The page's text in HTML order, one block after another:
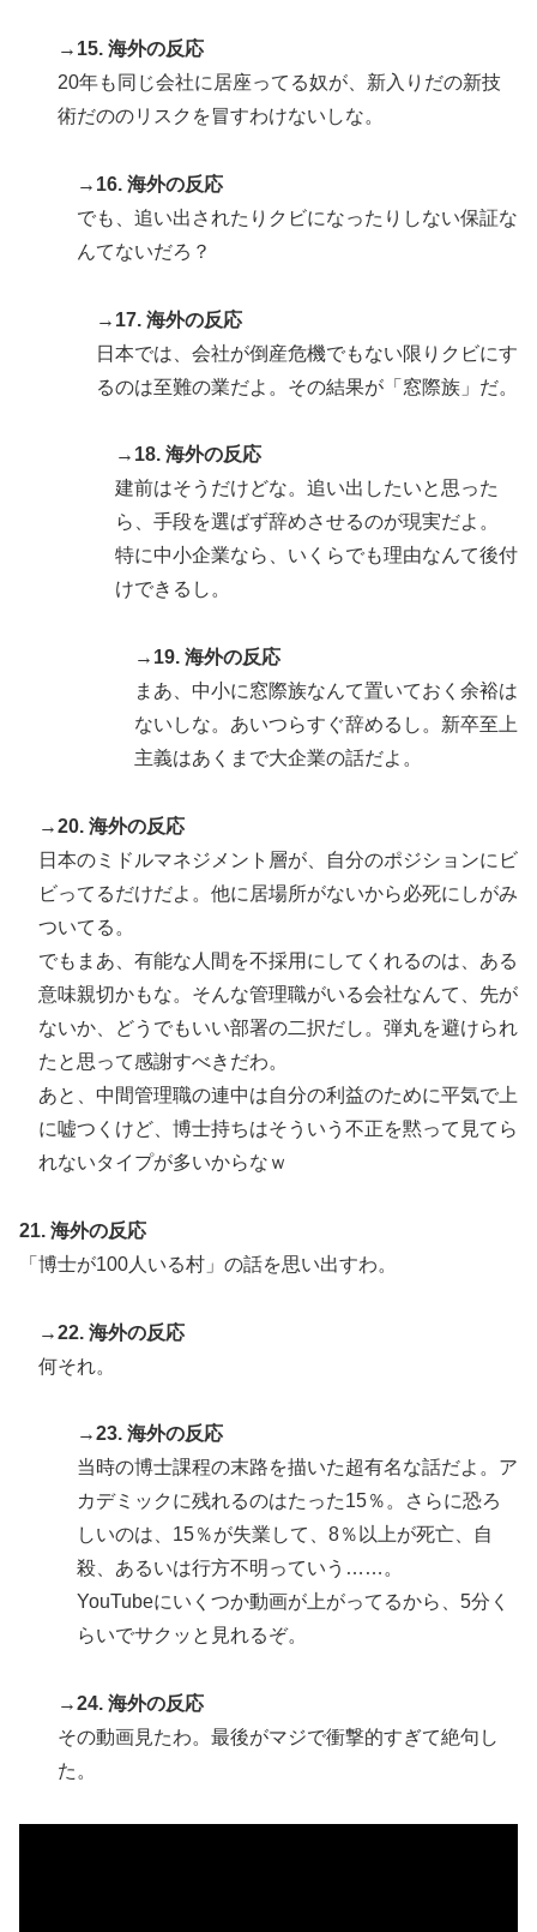
→15. 海外の反応
20年も同じ会社に居座ってる奴が、新入りだの新技
術だののリスクを冒すわけないしな。
→16. 海外の反応
でも、追い出されたりクビになったりしない保証な
んてないだろ？
→17. 海外の反応
日本では、会社が倒産危機でもない限りクビにす
るのは至難の業だよ。その結果が「窓際族」だ。
→18. 海外の反応
建前はそうだけどな。追い出したいと思った
ら、手段を選ばず辞めさせるのが現実だよ。
特に中小企業なら、いくらでも理由なんて後付
けできるし。
→19. 海外の反応
まあ、中小に窓際族なんて置いておく余裕は
ないしな。あいつらすぐ辞めるし。新卒至上
主義はあくまで大企業の話だよ。
→20. 海外の反応
日本のミドルマネジメント層が、自分のポジションにビ
ビってるだけだよ。他に居場所がないから必死にしがみ
ついてる。
でもまあ、有能な人間を不採用にしてくれるのは、ある
意味親切かもな。そんな管理職がいる会社なんて、先が
ないか、どうでもいい部署の二択だし。弾丸を避けられ
たと思って感謝すべきだわ。
あと、中間管理職の連中は自分の利益のために平気で上
に嘘つくけど、博士持ちはそういう不正を黙って見てら
れないタイプが多いからなｗ
21. 海外の反応
「博士が100人いる村」の話を思い出すわ。
→22. 海外の反応
何それ。
→23. 海外の反応
当時の博士課程の末路を描いた超有名な話だよ。ア
カデミックに残れるのはたった15％。さらに恐ろ
しいのは、15％が失業して、8％以上が死亡、自
殺、あるいは行方不明っていう……。
YouTubeにいくつか動画が上がってるから、5分く
らいでサクッと見れるぞ。
→24. 海外の反応
その動画見たわ。最後がマジで衝撃的すぎて絶句し
た。